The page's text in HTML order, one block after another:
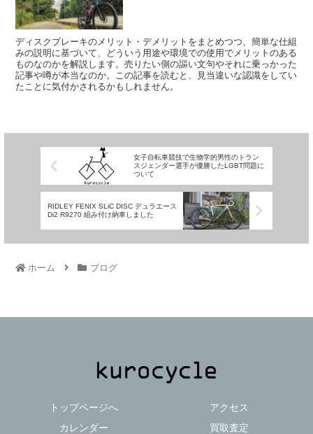
ディスクブレーキのメリット・デメリットをまとめつつ、簡単な仕組
みの説明に基づいて、どういう用途や環境での使用でメリットのある
ものなのかを解説します。売りたい側の謳い文句やそれに乗っかった
記事や噂が本当なのか。この記事を読むと、見当違いな認識をしてい
たことに気付かされるかもしれません。
女子自転車競技で生物学的男性のトラン
スジェンダー選手が優勝したLGBT問題に
ついて
RIDLEY FENIX SLiC DISC デュラエース
Di2 R9270 組み付け納車しました
ホーム ブログ
トップページへ
アクセス
カレンダー
買取査定